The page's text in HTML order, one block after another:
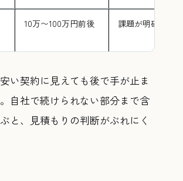
10万〜100万円前後 課題が明確な会
い契約に見えても後で手が止ま
自社で続けられない部分まで含
と、見積もりの判断がぶれにく